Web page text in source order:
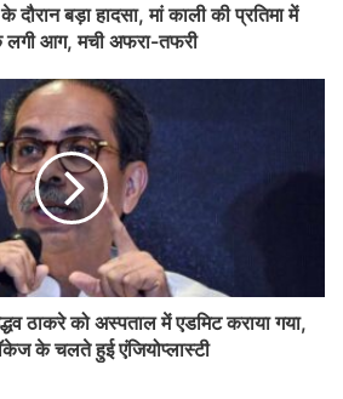
दौरान बड़ा हादसा, मां काली की प्रतिमा में
आग, मची अफरा-तफरी
ठाकरे को अस्पताल में एडमिट कराया गया,
के चलते हुई एंजियोप्लास्टी